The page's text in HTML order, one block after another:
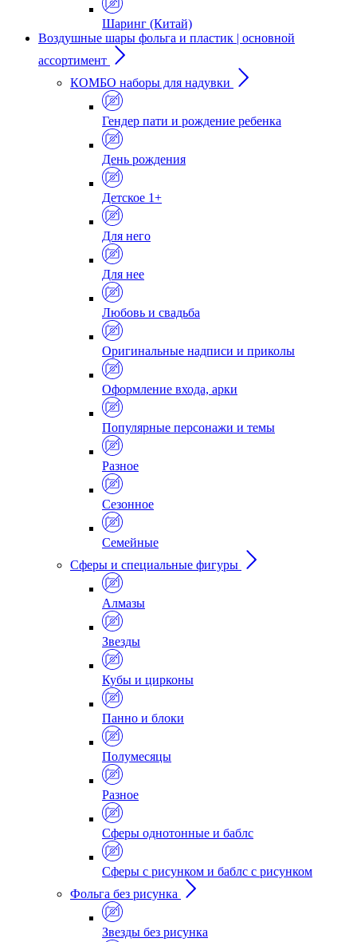
Шаринг (Китай)
Воздушные шары фольга и пластик | основной
ассортимент
КОМБО наборы для надувки
Гендер пати и рождение ребенка
День рождения
Детское 1+
Для него
Для нее
Любовь и свадьба
Оригинальные надписи и приколы
Оформление входа, арки
Популярные персонажи и темы
Разное
Сезонное
Семейные
Сферы и специальные фигуры
Алмазы
Звезды
Кубы и цирконы
Панно и блоки
Полумесяцы
Разное
Сферы однотонные и баблс
Сферы с рисунком и баблс с рисунком
Фольга без рисунка
Звезды без рисунка